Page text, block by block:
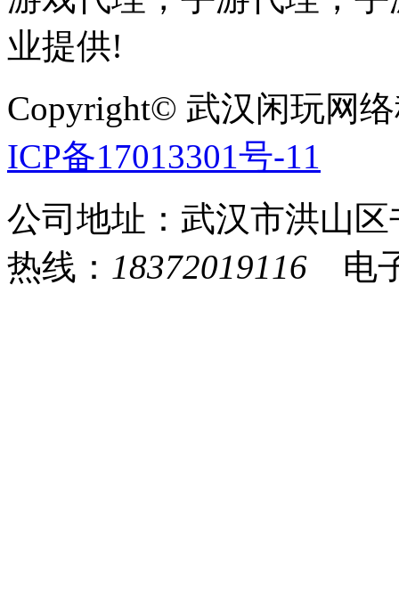
业提供!
Copyright© 武汉闲玩
ICP备17013301号-11
公司地址：武汉市洪山
热线： 18372019116 电